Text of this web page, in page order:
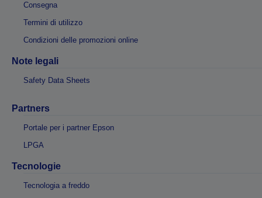
Consegna
Termini di utilizzo
Condizioni delle promozioni online
Note legali
Safety Data Sheets
Partners
Portale per i partner Epson
LPGA
Tecnologie
Tecnologia a freddo